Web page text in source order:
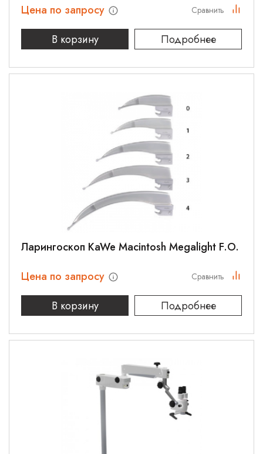
Цена по запросу
В корзину
Подробнее
Сравнить
Ларингоскоп KaWe Macintosh Megalight F.O.
Цена по запросу
В корзину
Подробнее
Сравнить